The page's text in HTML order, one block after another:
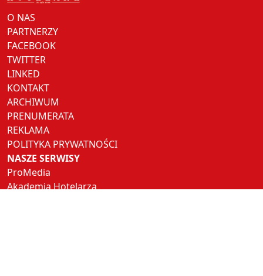
O NAS
PARTNERZY
FACEBOOK
TWITTER
LINKED
KONTAKT
ARCHIWUM
PRENUMERATA
REKLAMA
POLITYKA PRYWATNOŚCI
NASZE SERWISY
ProMedia
Akademia Hotelarza